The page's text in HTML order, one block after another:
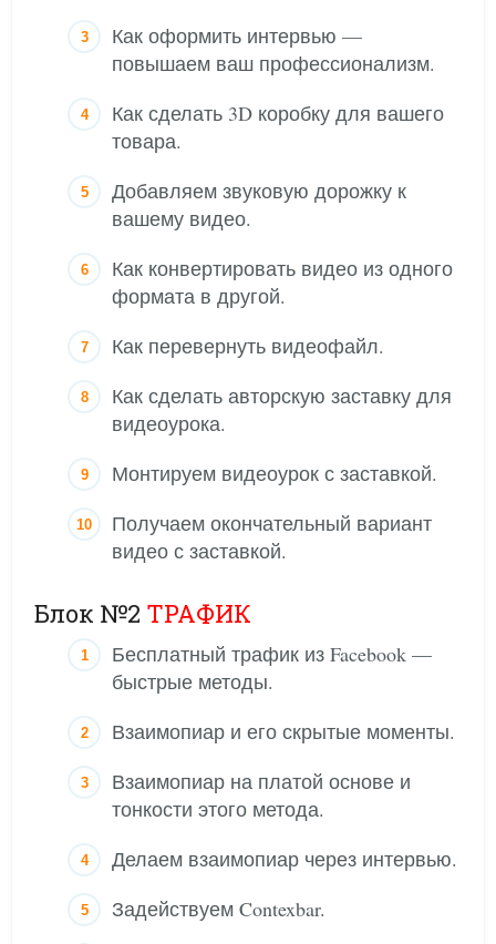
Как оформить интервью —
повышаем ваш профессионализм.
Как сделать 3D коробку для вашего
товара.
Добавляем звуковую дорожку к
вашему видео.
Как конвертировать видео из одного
формата в другой.
Как перевернуть видеофайл.
Как сделать авторскую заставку для
видеоурока.
Монтируем видеоурок с заставкой.
Получаем окончательный вариант
видео с заставкой.
Блок №2 ТРАФИК
Бесплатный трафик из Facebook —
быстрые методы.
Взаимопиар и его скрытые моменты.
Взаимопиар на платой основе и
тонкости этого метода.
Делаем взаимопиар через интервью.
Задействуем Contexbar.